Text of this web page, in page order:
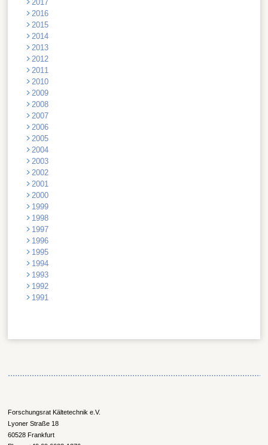
2017
2016
2015
2014
2013
2012
2011
2010
2009
2008
2007
2006
2005
2004
2003
2002
2001
2000
1999
1998
1997
1996
1995
1994
1993
1992
1991
Forschungsrat Kältetechnik e.V.
Lyoner Straße 18
60528 Frankfurt